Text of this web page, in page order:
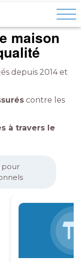
maison
depuis 2014 et
contre les
à travers le
pour